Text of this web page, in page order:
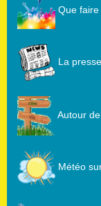
Que
La
Autour
Météo